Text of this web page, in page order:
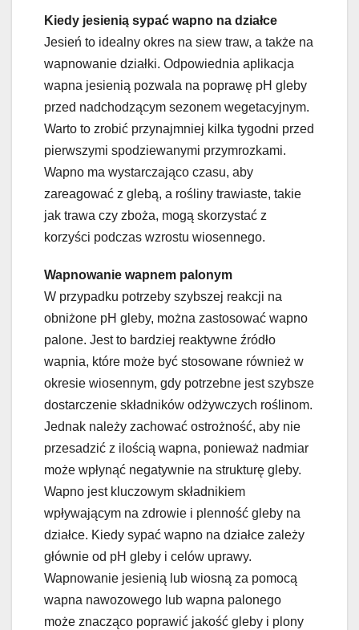
Kiedy jesienią sypać wapno na działce
Jesień to idealny okres na siew traw, a także na
wapnowanie działki. Odpowiednia aplikacja
wapna jesienią pozwala na poprawę pH gleby
przed nadchodzącym sezonem wegetacyjnym.
Warto to zrobić przynajmniej kilka tygodni przed
pierwszymi spodziewanymi przymrozkami.
Wapno ma wystarczająco czasu, aby
zareagować z glebą, a rośliny trawiaste, takie
jak trawa czy zboża, mogą skorzystać z
korzyści podczas wzrostu wiosennego.
Wapnowanie wapnem palonym
W przypadku potrzeby szybszej reakcji na
obniżone pH gleby, można zastosować wapno
palone. Jest to bardziej reaktywne źródło
wapnia, które może być stosowane również w
okresie wiosennym, gdy potrzebne jest szybsze
dostarczenie składników odżywczych roślinom.
Jednak należy zachować ostrożność, aby nie
przesadzić z ilością wapna, ponieważ nadmiar
może wpłynąć negatywnie na strukturę gleby.
Wapno jest kluczowym składnikiem
wpływającym na zdrowie i plenność gleby na
działce. Kiedy sypać wapno na działce zależy
głównie od pH gleby i celów uprawy.
Wapnowanie jesienią lub wiosną za pomocą
wapna nawozowego lub wapna palonego
może znacząco poprawić jakość gleby i plony